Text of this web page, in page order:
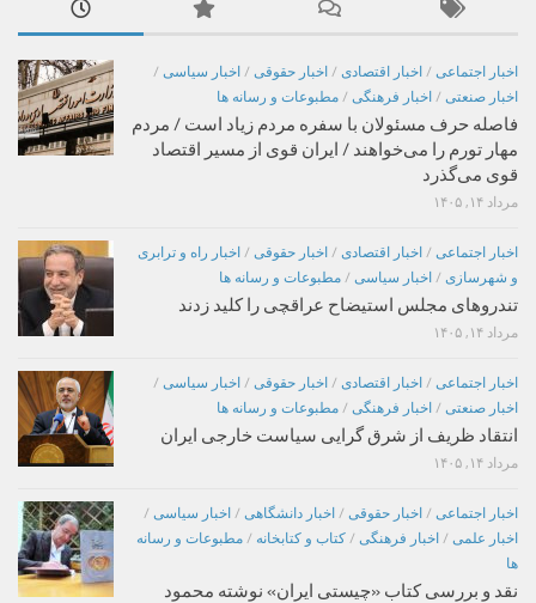
اخبار اجتماعی / اخبار اقتصادی / اخبار حقوقی / اخبار سیاسی /
اخبار صنعتی / اخبار فرهنگی / مطبوعات و رسانه ها
فاصله حرف مسئولان با سفره مردم زیاد است / مردم
مهار تورم را می‌خواهند / ایران قوی از مسیر اقتصاد
قوی می‌گذرد
مرداد ۱۴, ۱۴۰۵
اخبار اجتماعی / اخبار اقتصادی / اخبار حقوقی / اخبار راه و ترابری
و شهرسازی / اخبار سیاسی / مطبوعات و رسانه ها
تندروهای مجلس استیضاح عراقچی را کلید زدند
مرداد ۱۴, ۱۴۰۵
اخبار اجتماعی / اخبار اقتصادی / اخبار حقوقی / اخبار سیاسی /
اخبار صنعتی / اخبار فرهنگی / مطبوعات و رسانه ها
انتقاد ظریف از شرق گرایی سیاست خارجی ایران
مرداد ۱۴, ۱۴۰۵
اخبار اجتماعی / اخبار حقوقی / اخبار دانشگاهی / اخبار سیاسی /
اخبار علمی / اخبار فرهنگی / کتاب و کتابخانه / مطبوعات و رسانه
ها
نقد و بررسی کتاب «چیستی ایران» نوشته محمود